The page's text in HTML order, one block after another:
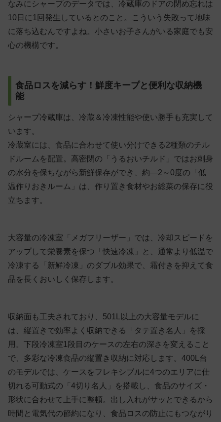
なみにシャープのデータでは、冷蔵庫のドアの閉め忘れは
10日に1回発生しているとのこと。こういう失敗って地味
に落ち込むんですよね。小さいお子さんがいる家庭でも安
心の機構です。
食品ロスを減らす！鮮度キープと便利な収納機
能
シャープ冷蔵庫は、冷蔵＆冷凍性能や使い勝手も充実して
います。
冷蔵室には、食品に合わせて使い分けできる2種類のチル
ドルームを配置。高密閉の「うるおいチルド」ではお刺身
の水分を保ちながら新鮮保存ができ、約―2～0度の「低
温作りおきルーム」は、作り置き食材やお総菜の保存に役
立ちます。
大容量の冷凍室「メガフリーザー」では、冷却スピードを
アップして栄養素を保つ「快速冷凍」と、通常より低温で
冷凍する「新鮮冷凍」のダブル効果で、霜付きを抑えて食
品を長くおいしく保存します。
収納面も工夫されており、501L以上の大容量モデルに
は、縦置きで効率よく収納できる「タテ置き名人」を採
用。下段冷凍室1段目のケースの左右の深さを変えること
で、多彩な冷凍食品の縦置き収納に対応します。400L台
のモデルでは、ケースをフレキシブルに4つのエリアに仕
切れる可動式の「4切り名人」を搭載し、食品のサイズ・
形状に合わせて上手に整頓。出し入れがサッとできるから
時間と電気代の節約になり、食品ロスの防止にもつながり